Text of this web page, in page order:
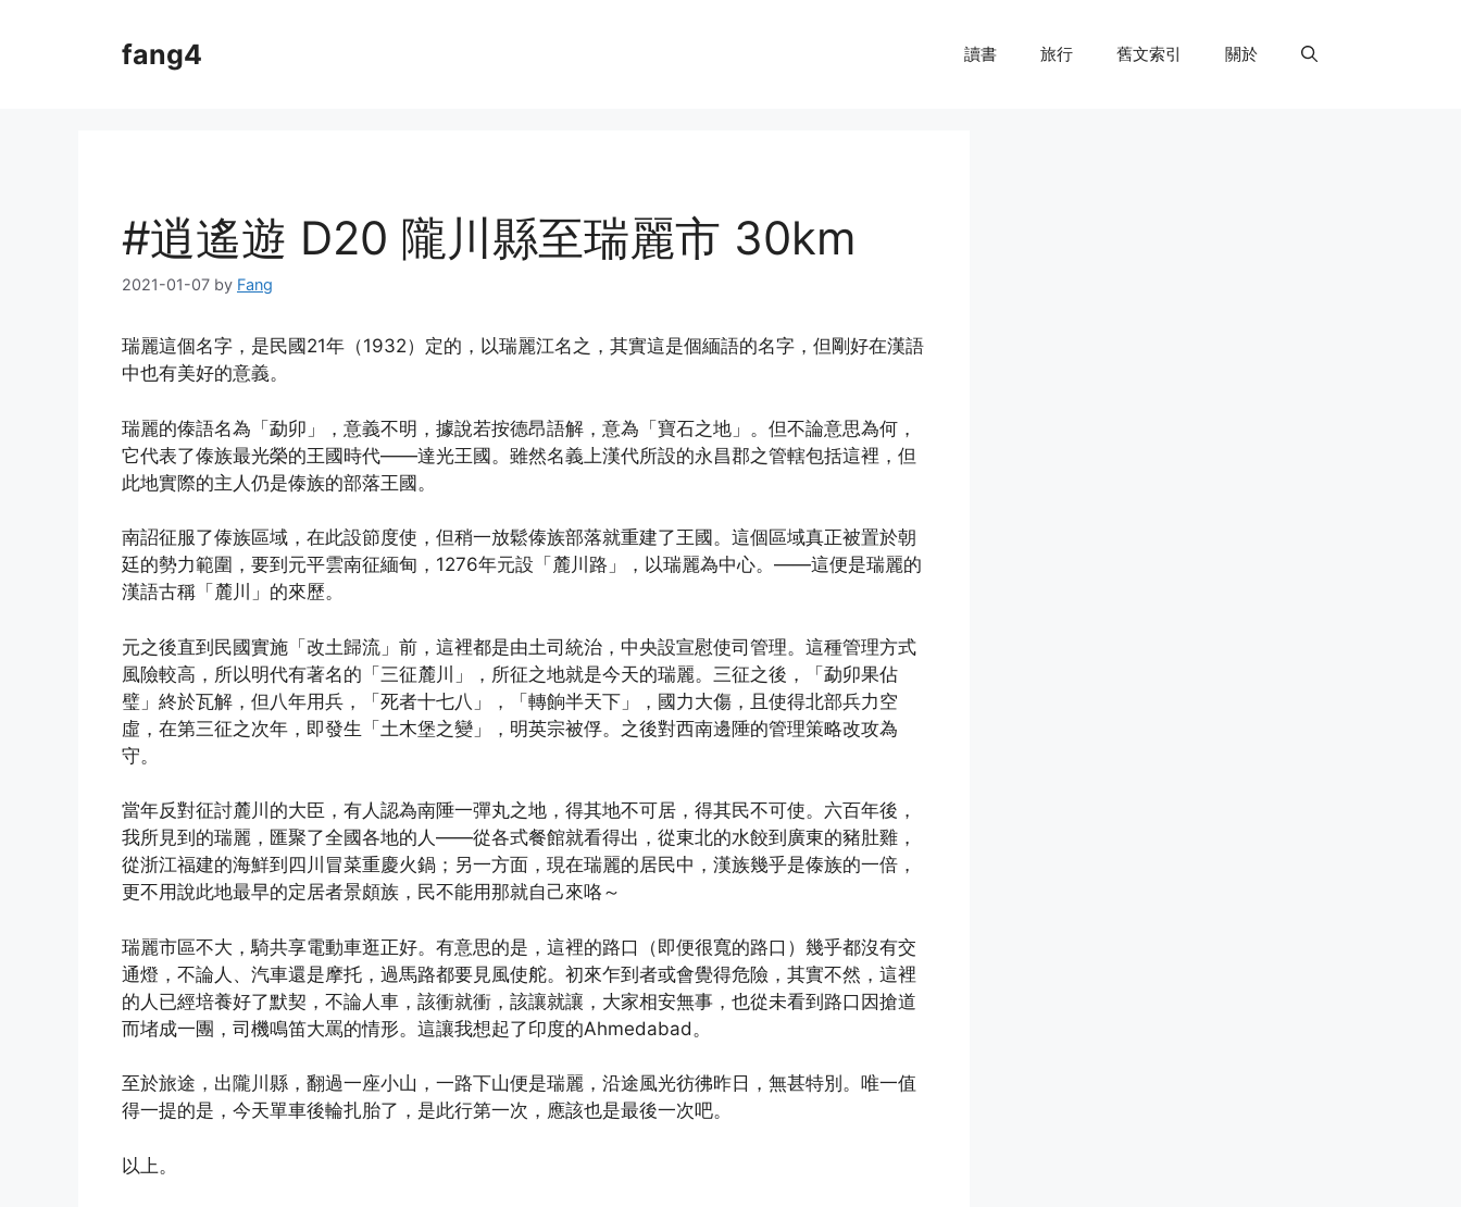
fang4 讀書 旅行 舊文索引 關於
#逍遙遊 D20 隴川縣至瑞麗市 30km
2021-01-07 by Fang
瑞麗這個名字，是民國21年（1932）定的，以瑞麗江名之，其實這是個緬語的名字，但剛好在漢語
中也有美好的意義。
瑞麗的傣語名為「勐卯」，意義不明，據說若按德昂語解，意為「寶石之地」。但不論意思為何，
它代表了傣族最光榮的王國時代——達光王國。雖然名義上漢代所設的永昌郡之管轄包括這裡，但
此地實際的主人仍是傣族的部落王國。
南詔征服了傣族區域，在此設節度使，但稍一放鬆傣族部落就重建了王國。這個區域真正被置於朝
廷的勢力範圍，要到元平雲南征緬甸，1276年元設「麓川路」，以瑞麗為中心。——這便是瑞麗的
漢語古稱「麓川」的來歷。
元之後直到民國實施「改土歸流」前，這裡都是由土司統治，中央設宣慰使司管理。這種管理方式
風險較高，所以明代有著名的「三征麓川」，所征之地就是今天的瑞麗。三征之後，「勐卯果佔
璧」終於瓦解，但八年用兵，「死者十七八」，「轉餉半天下」，國力大傷，且使得北部兵力空
虛，在第三征之次年，即發生「土木堡之變」，明英宗被俘。之後對西南邊陲的管理策略改攻為
守。
當年反對征討麓川的大臣，有人認為南陲一彈丸之地，得其地不可居，得其民不可使。六百年後，
我所見到的瑞麗，匯聚了全國各地的人——從各式餐館就看得出，從東北的水餃到廣東的豬肚雞，
從浙江福建的海鮮到四川冒菜重慶火鍋；另一方面，現在瑞麗的居民中，漢族幾乎是傣族的一倍，
更不用說此地最早的定居者景頗族，民不能用那就自己來咯～
瑞麗市區不大，騎共享電動車逛正好。有意思的是，這裡的路口（即便很寬的路口）幾乎都沒有交
通燈，不論人、汽車還是摩托，過馬路都要見風使舵。初來乍到者或會覺得危險，其實不然，這裡
的人已經培養好了默契，不論人車，該衝就衝，該讓就讓，大家相安無事，也從未看到路口因搶道
而堵成一團，司機鳴笛大罵的情形。這讓我想起了印度的Ahmedabad。
至於旅途，出隴川縣，翻過一座小山，一路下山便是瑞麗，沿途風光彷彿昨日，無甚特別。唯一值
得一提的是，今天單車後輪扎胎了，是此行第一次，應該也是最後一次吧。
以上。